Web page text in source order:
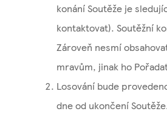
konání Soutěže je
kontaktovat). Soutěžní
Zároveň nesmí
mravům, jinak ho
Losování bude
dne od ukončení